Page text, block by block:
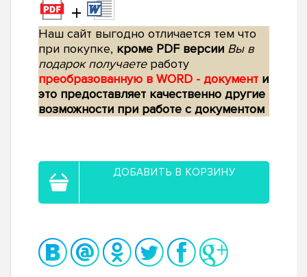
+
Наш сайт выгодно отличается тем что
при покупке, кроме PDF версии Вы в
подарок получаетеработу
преобразованную в WORD - документ и
это предоставляет качественно другие
возможности при работе с документом
ДОБАВИТЬ В КОРЗИНУ